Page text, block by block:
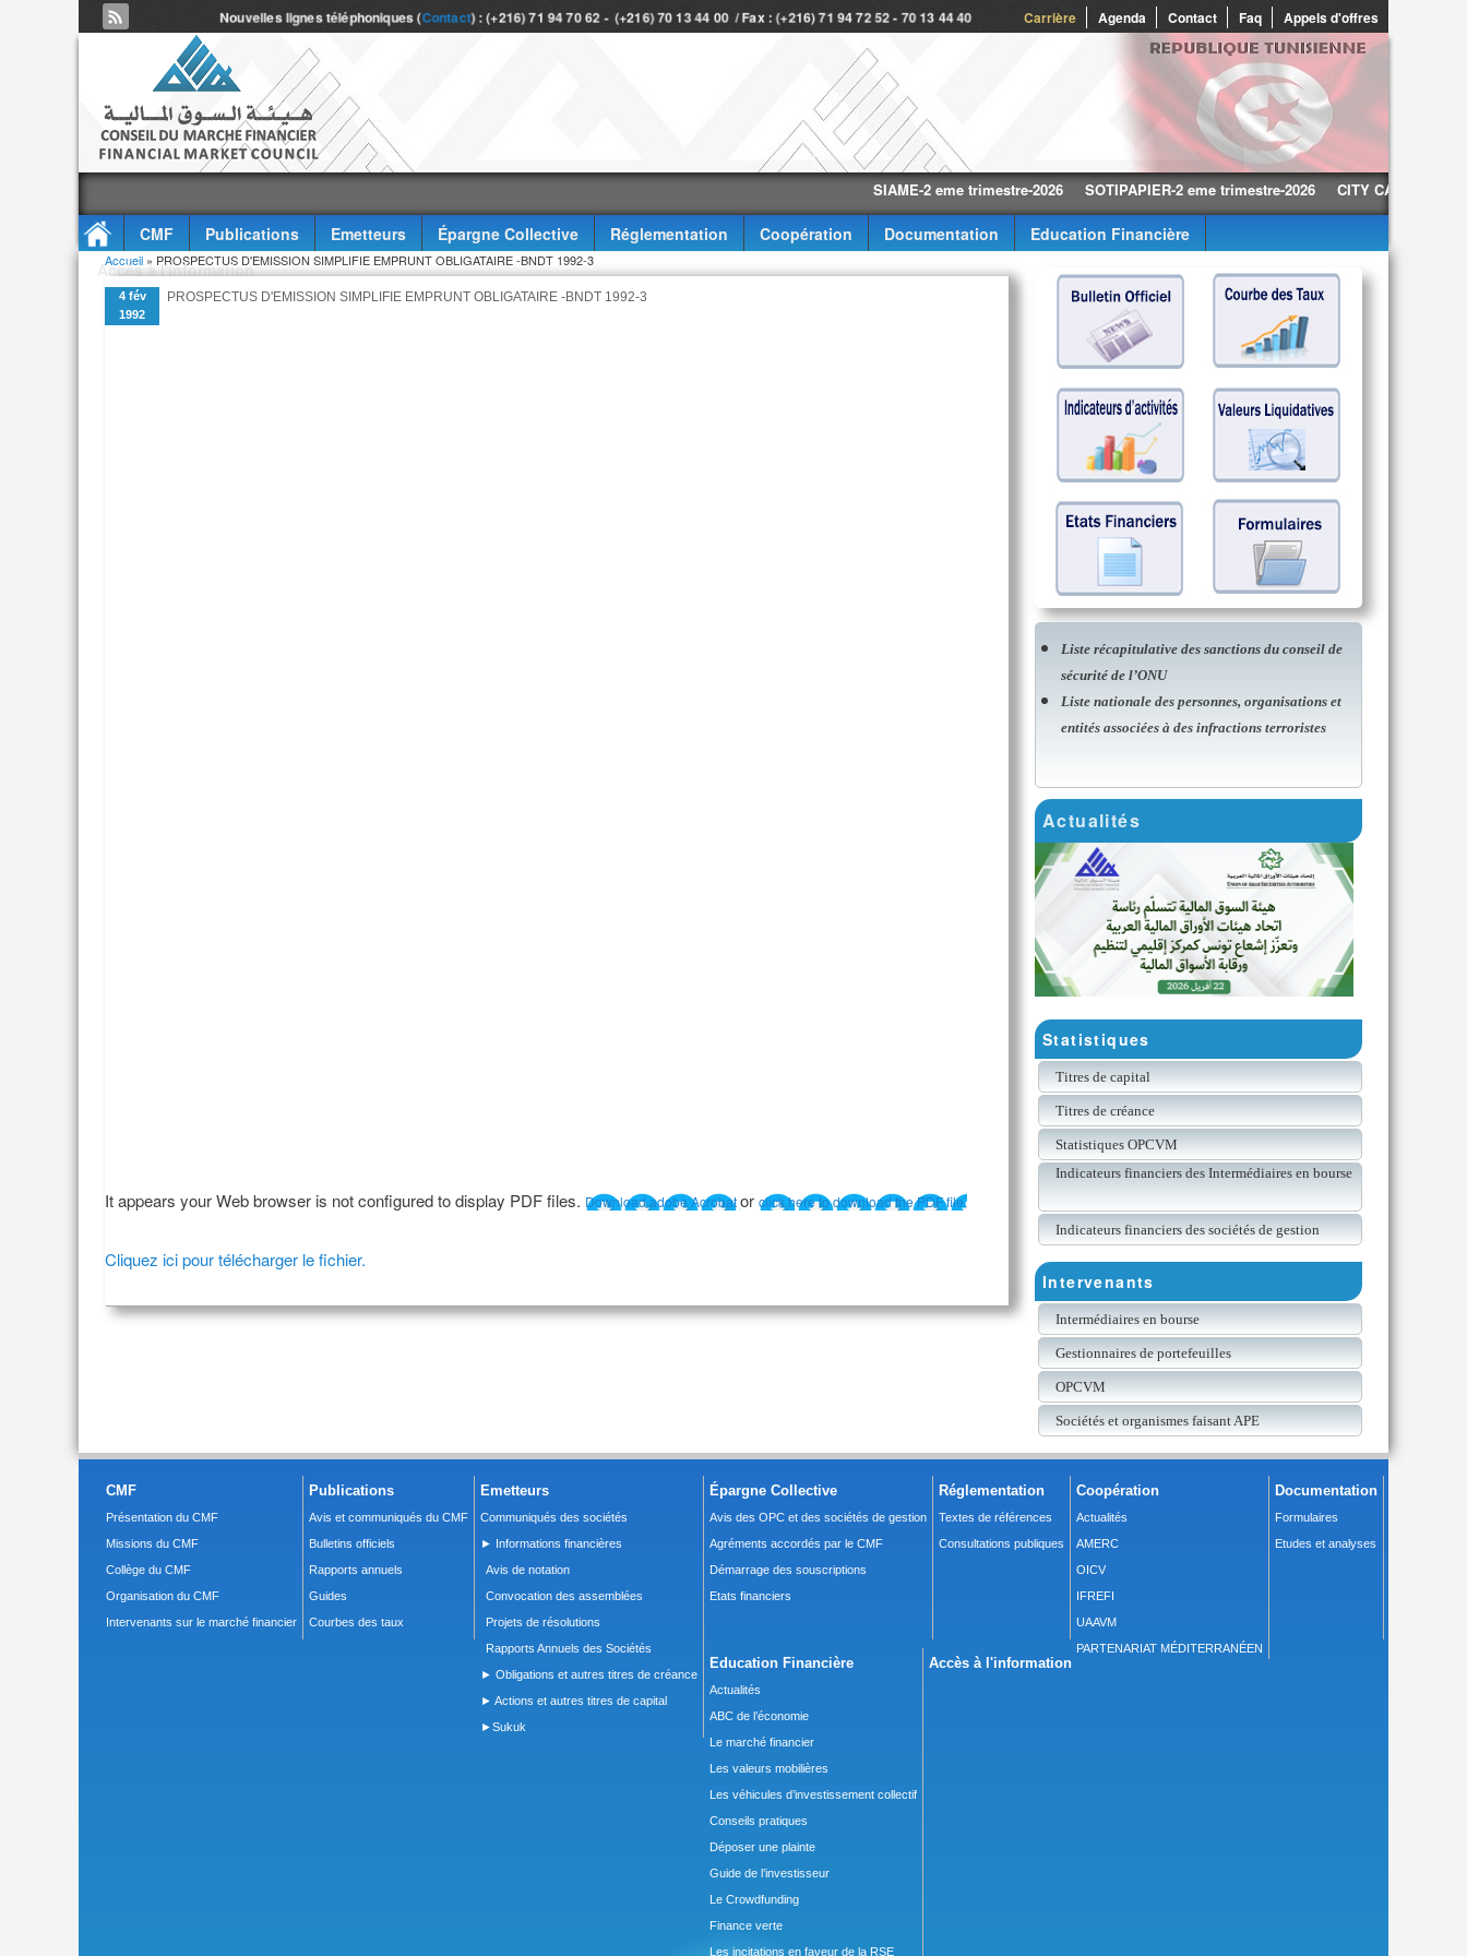
Carrière Agenda Contact Faq Appels d'offres
Nouvelles lignes téléphoniques (Contact) : (+216) 71 94 70 62 - (+216) 70 13 44 00 / Fax : (+216) 71 94 72 52 - 70 13 44 40
SIAME-2 eme trimestre-2026 SOTIPAPIER-2 eme trimestre-2026 CITY CARS-2 eme
CMF Publications Emetteurs Épargne Collective Réglementation Coopération Documentation
Education Financière
Accès à l'information
Vous êtes ici
Accueil » PROSPECTUS D'EMISSION SIMPLIFIE EMPRUNT OBLIGATAIRE -BNDT 1992-3
4 fév
1992
PROSPECTUS D'EMISSION SIMPLIFIE EMPRUNT OBLIGATAIRE -BNDT 1992-3
It appears your Web browser is not configured to display PDF files. Download adobe Acrobator click here to download the PDF file.
Cliquez ici pour télécharger le fichier.
Liste récapitulative des sanctions du conseil de
sécurité de l’ONU
Liste nationale des personnes, organisations et
entités associées à des infractions terroristes
Actualités
Statistiques
Titres de capital
Titres de créance
Statistiques OPCVM
Indicateurs financiers des Intermédiaires en bourse
Indicateurs financiers des sociétés de gestion
Intervenants
Intermédiaires en bourse
Gestionnaires de portefeuilles
OPCVM
Sociétés et organismes faisant APE
CMF
Présentation du CMF
Missions du CMF
Collège du CMF
Organisation du CMF
Intervenants sur le marché financier
Publications
Avis et communiqués du CMF
Bulletins officiels
Rapports annuels
Guides
Courbes des taux
Emetteurs
Communiqués des sociétés
► Informations financières
Avis de notation
Convocation des assemblées
Projets de résolutions
Rapports Annuels des Sociétés
► Obligations et autres titres de créance
► Actions et autres titres de capital
►Sukuk
Épargne Collective
Avis des OPC et des sociétés de gestion
Agréments accordés par le CMF
Démarrage des souscriptions
Etats financiers
Réglementation
Textes de références
Consultations publiques
Coopération
Actualités
AMERC
OICV
IFREFI
UAAVM
PARTENARIAT MÉDITERRANÉEN
Documentation
Formulaires
Etudes et analyses
Education Financière
Actualités
ABC de l’économie
Le marché financier
Les valeurs mobilières
Les véhicules d’investissement collectif
Conseils pratiques
Déposer une plainte
Guide de l’investisseur
Le Crowdfunding
Finance verte
Les incitations en faveur de la RSE
Accès à l'information